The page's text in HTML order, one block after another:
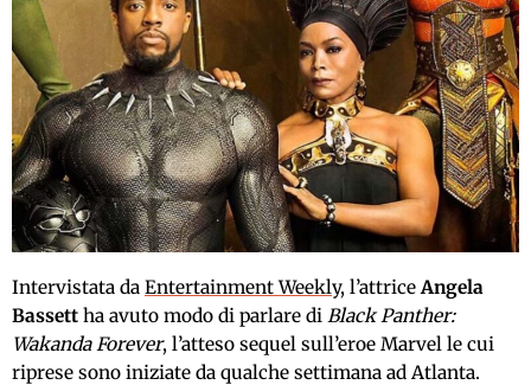
Intervistata da Entertainment Weekly, l’attrice Angela
Bassett ha avuto modo di parlare di Black Panther:
Wakanda Forever, l’atteso sequel sull’eroe Marvel le cui
riprese sono iniziate da qualche settimana ad Atlanta.